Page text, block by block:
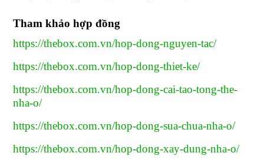
Tham khảo hợp đồng
https://thebox.com.vn/hop-dong-nguyen-tac/
https://thebox.com.vn/hop-dong-thiet-ke/
https://thebox.com.vn/hop-dong-cai-tao-tong-the-
nha-o/
https://thebox.com.vn/hop-dong-sua-chua-nha-o/
https://thebox.com.vn/hop-dong-xay-dung-nha-o/